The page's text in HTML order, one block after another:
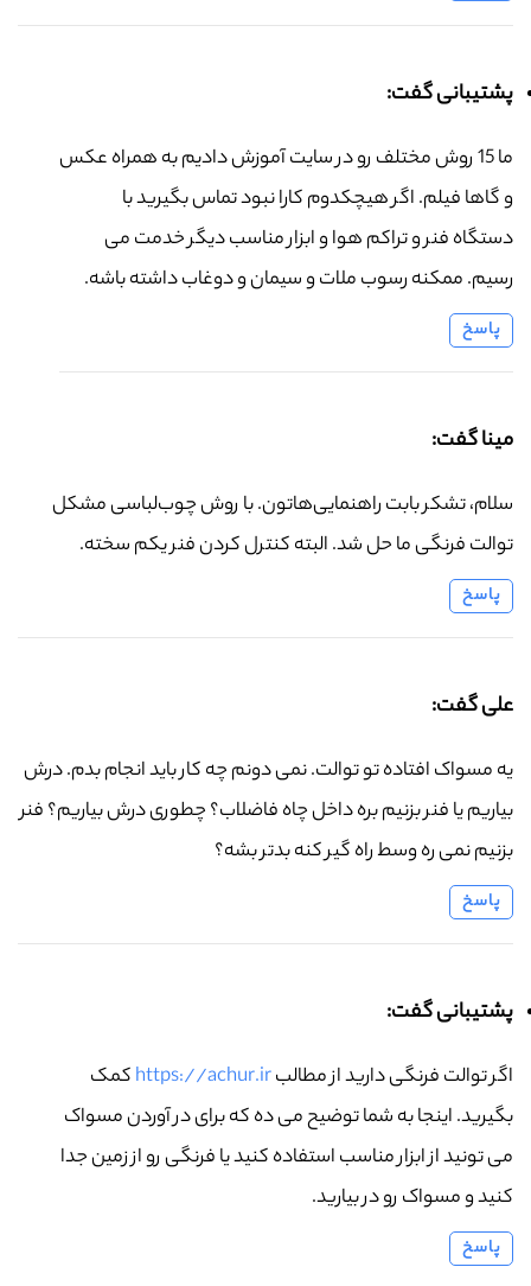
پشتیبانی گفت:
ما 15 روش مختلف رو در سایت آموزش دادیم به همراه عکس
و گاها فیلم. اگر هیچکدوم کارا نبود تماس بگیرید با
دستگاه فنر و تراکم هوا و ابزار مناسب دیگر خدمت می
رسیم. ممکنه رسوب ملات و سیمان و دوغاب داشته باشه.
پاسخ
مینا گفت:
سلام، تشکر بابت راهنمایی‌هاتون. با روش چوب‌لباسی مشکل
توالت فرنگی ما حل شد. البته کنترل کردن فنر یکم سخته.
پاسخ
علی گفت:
یه مسواک افتاده تو توالت. نمی دونم چه کار باید انجام بدم. درش
بیاریم یا فنر بزنیم بره داخل چاه فاضلاب؟ چطوری درش بیاریم؟ فنر
بزنیم نمی ره وسط راه گیر کنه بدتر بشه؟
پاسخ
پشتیبانی گفت:
اگر توالت فرنگی دارید از مطالبhttps://achur.irکمک
بگیرید. اینجا به شما توضیح می ده که برای در آوردن مسواک
می تونید از ابزار مناسب استفاده کنید یا فرنگی رو از زمین جدا
کنید و مسواک رو در بیارید.
پاسخ